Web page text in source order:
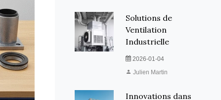
Julien Martin
Solutions de
Ventilation
Julien Martin